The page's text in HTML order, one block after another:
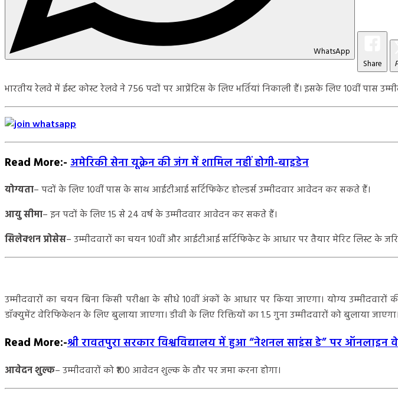
WhatsApp
Share
भारतीय रेलवे में ईस्ट कोस्ट रेलवे ने 756 पदों पर आप्रेंटिस के लिए भर्तियां निकाली हैं। इसके लिए 10वीं पास
Read More:- अमेरिकी सेना यूक्रेन की जंग में शामिल नहीं होगी-बाइडेन
योग्यता– पदों के लिए 10वीं पास के साथ आईटीआई सर्टिफिकेट होल्डर्स उम्मीदवार आवेदन कर सकते हैं।
आयु सीमा– इन पदों के लिए 15 से 24 वर्ष के उम्मीदवार आवेदन कर सकते हैं।
सिलेक्शन प्रोसेस– उम्मीदवारों का चयन 10वीं और आईटीआई सर्टिफिकेट के आधार पर तैयार मेरिट लिस्ट के
उम्मीदवारों का चयन बिना किसी परीक्षा के सीधे 10वीं अंकों के आधार पर किया जाएगा। योग्य
डॉक्युमेंट वेरिफिकेशन के लिए बुलाया जाएगा। डीवी के लिए रिक्तियों का 1.5 गुना उम्मीदवारों को बुलाया जाएगा।
Read More:-श्री रावतपुरा सरकार विश्वविद्यालय में हुआ “नेशनल साइंस डे” पर ऑनलाइन
आवेदन शुल्क– उम्मीदवारों को ₹100 आवेदन शुल्क के तौर पर जमा करना होगा।